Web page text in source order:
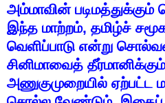
அம்மாவின் படிமத்துக்கும்
இந்த மாற்றம், தமிழ்ச்
வெளிப்பாடு என்று
சினிமாவைத் தீர்மானிக்கும்
அணுகுமுறையில் ஏற்பட்ட